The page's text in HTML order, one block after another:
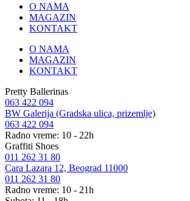
O NAMA
MAGAZIN
KONTAKT
O NAMA
MAGAZIN
KONTAKT
Pretty Ballerinas
063 422 094
BW Galerija (Gradska ulica, prizemlje)
063 422 094
Radno vreme: 10 - 22h
Graffiti Shoes
011 262 31 80
Cara Lazara 12, Beograd 11000
011 262 31 80
Radno vreme: 10 - 21h